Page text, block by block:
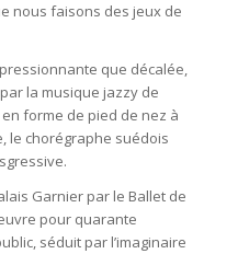
nous faisons des jeux de
que décalée,
la musique jazzy de
forme de pied de nez à
le chorégraphe suédois
Garnier par le Ballet de
pour quarante
séduit par l’imaginaire